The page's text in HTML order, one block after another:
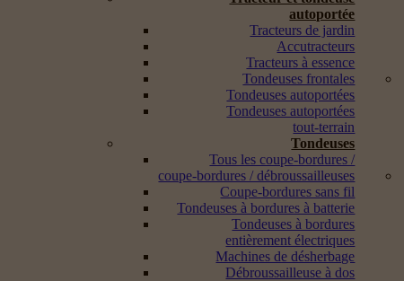
autoportée
Tracteurs de jardin
Accutracteurs
Tracteurs à essence
Tondeuses frontales
Tondeuses autoportées
Tondeuses autoportées
tout-terrain
Tondeuses
Tous les coupe-bordures /
coupe-bordures / débroussailleuses
Coupe-bordures sans fil
Tondeuses à bordures à batterie
Tondeuses à bordures
entièrement électriques
Machines de désherbage
Débroussailleuse à dos